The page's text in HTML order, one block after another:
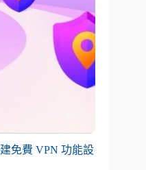
免費 VPN 功能設